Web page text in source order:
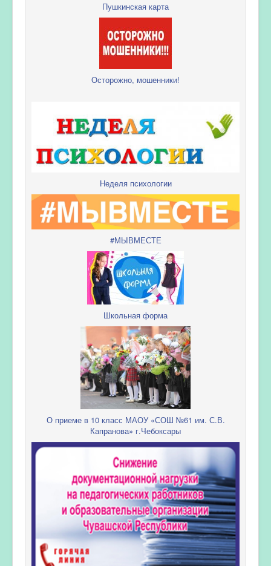
Пушкинская карта
Осторожно, мошенники!
Неделя психологии
#МЫВМЕСТЕ
Школьная форма
О приеме в 10 класс МАОУ «СОШ №61 им. С.В.
Капранова» г.Чебоксары